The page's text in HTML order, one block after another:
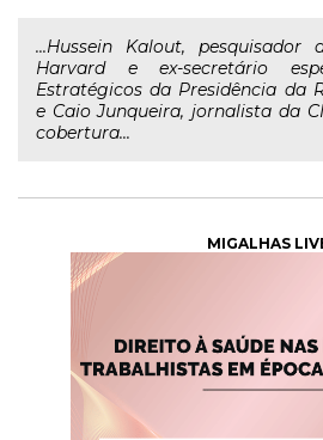
...Hussein Kalout, pesquisador
Harvard e ex-secretário
Estratégicos da Presidência da
e Caio Junqueira, jornalista da
cobertura...
MIGALHAS